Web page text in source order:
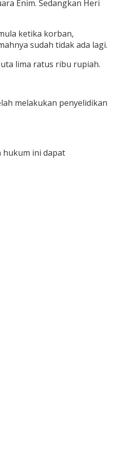
Enim. Sedangkan Heri
ketika korban,
sudah tidak ada lagi.
lima ratus ribu rupiah.
melakukan penyelidikan
hukum ini dapat